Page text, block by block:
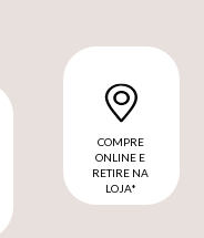
COMPRE
ONLINE E
RETIRE NA
LOJA*